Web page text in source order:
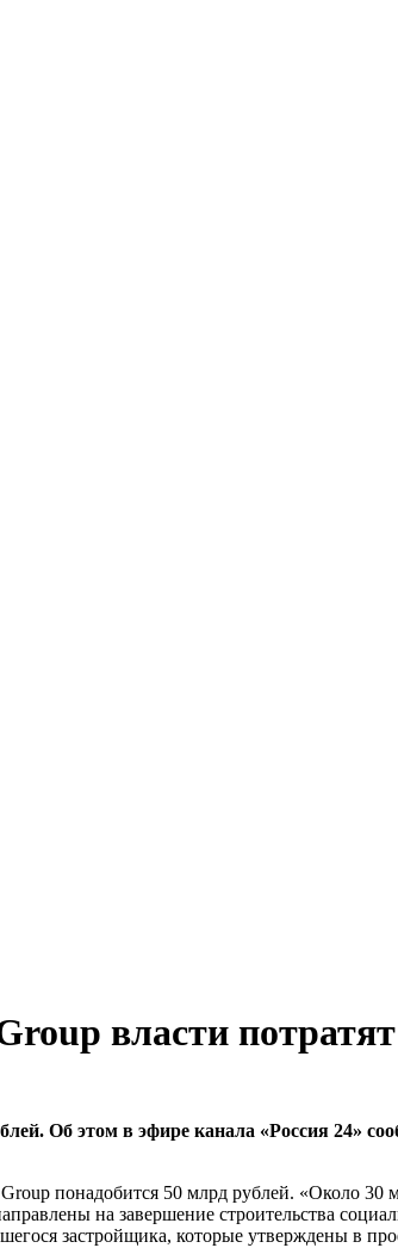
власти
Об этом в эфире канала «Россия 24»
понадобится 50 млрд рублей. «Около 30
на завершение строительства
застройщика, которые утверждены в